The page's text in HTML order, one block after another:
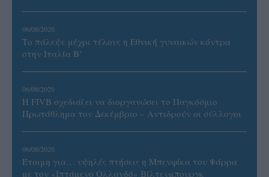
06/08/2026
Το πάλεψε μέχρι τέλους η Εθνική γυναικών κόντρα
στην Ιταλία Β’
06/08/2026
Η FIVB σχεδιάζει να διοργανώσει το Παγκόσμιο
Πρωτάθλημα τον Δεκέμβριο – Αντιδρούν οι σύλλογοι
06/08/2026
Έτοιμη για… υψηλές πτήσεις η Μπενφίκα του Ψάρρα
με τον «Ιπτάμενο Ολλανδό» Βίλτενμπουργκ